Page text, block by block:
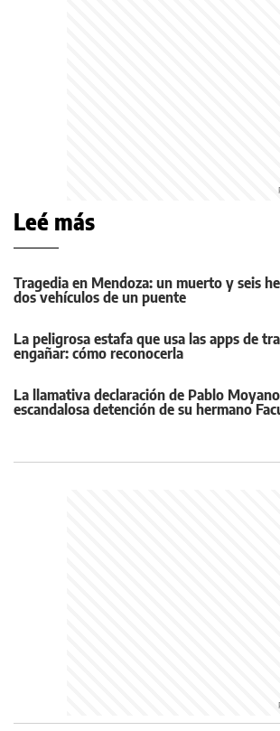
Leé más
Tragedia en Mendoza: un muerto y seis
dos vehículos de un puente
La peligrosa estafa que usa las apps de
engañar: cómo reconocerla
La llamativa declaración de Pablo
escandalosa detención de su hermano